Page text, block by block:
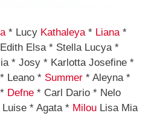
* Lucy Kathaleya * Liana *
Elsa * Stella Lucya *
* Josy * Karlotta Josefine *
Leano * Summer * Aleyna *
Defne * Carl Dario * Nelo
* Agata * Milou Lisa Mia